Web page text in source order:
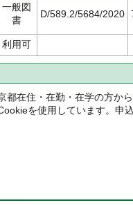
一般図
書
D/589.2/5684/2020
利用可
都在住・在勤・在学の方か
を使用しています。申